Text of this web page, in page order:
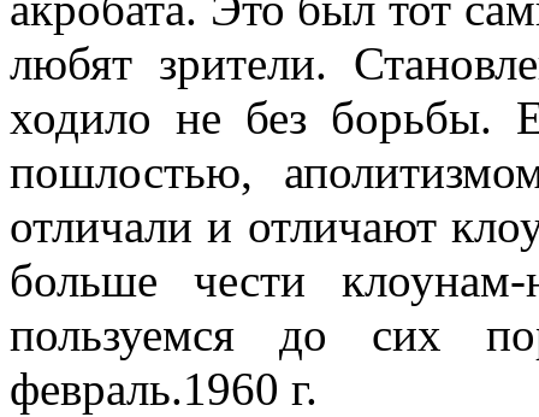
любят зрители.
ходило не без борьбы.
пошлостью,
отличали и отли­чают
больше чести
пользуемся до сих
февраль.1960 г.